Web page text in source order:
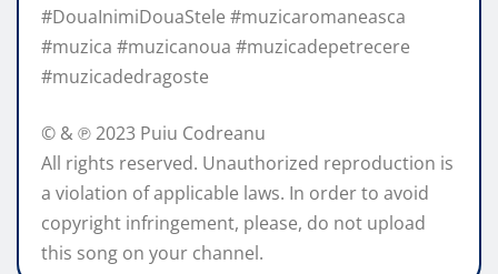
#DouaInimiDouaStele #muzicaromaneasca
#muzica #muzicanoua #muzicadepetrecere
#muzicadedragoste
© & ℗ 2023 Puiu Codreanu
All rights reserved. Unauthorized reproduction is
a violation of applicable laws. In order to avoid
copyright infringement, please, do not upload
this song on your channel.